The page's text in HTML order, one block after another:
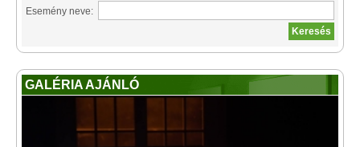
Esemény neve:
GALÉRIA AJÁNLÓ